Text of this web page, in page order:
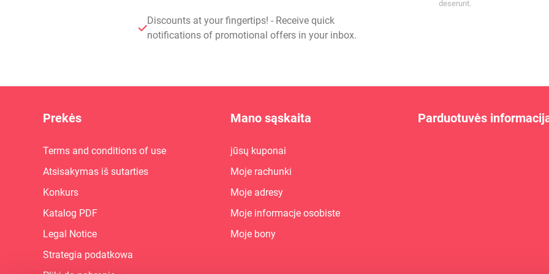
Discounts at your fingertips! - Receive quick
notifications of promotional offers in your inbox.
deserunt.
Prekės
Terms and conditions of use
Atsisakymas iš sutarties
Konkurs
Katalog PDF
Legal Notice
Strategia podatkowa
Mano sąskaita
jūsų kuponai
Moje rachunki
Moje adresy
Moje informacje osobiste
Moje bony
Parduotuvės